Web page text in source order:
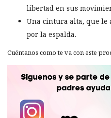
libertad en sus
Una cintura alta, que le
por la espalda.
Cuéntanos como te va con este